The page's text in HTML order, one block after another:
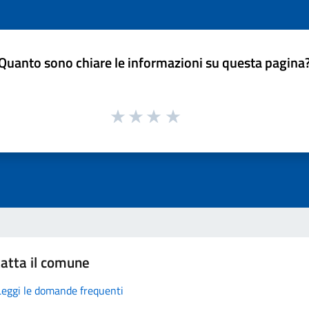
sono chiare le informazioni su questa
il comune
le domande frequenti